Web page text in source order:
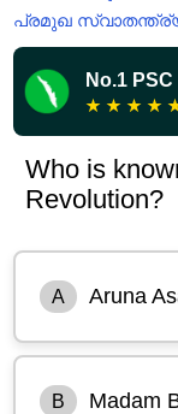
പ്രമുഖ
No.1
★ ★ ★ ★
Who is
Revolution?
A Aruna
B Madam